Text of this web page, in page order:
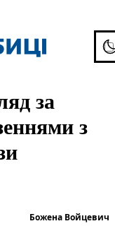
за
з
Божена Войцевич